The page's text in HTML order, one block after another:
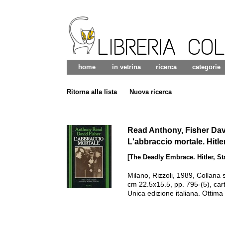
LIBRERIA
home in vetrina ricerca categorie
Ritorna alla lista Nuova ricerca
Read Anthony, Fisher
L'abbraccio mortale.
[The Deadly Embrace. Hitler,
Milano, Rizzoli, 1989, Collana
cm 22.5x15.5, pp. 795-(5),
Unica edizione italiana. Ottima